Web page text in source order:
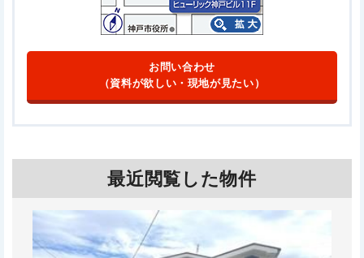
お問い合わせ
（資料が欲しい・現地が見たい）
最近閲覧した物件